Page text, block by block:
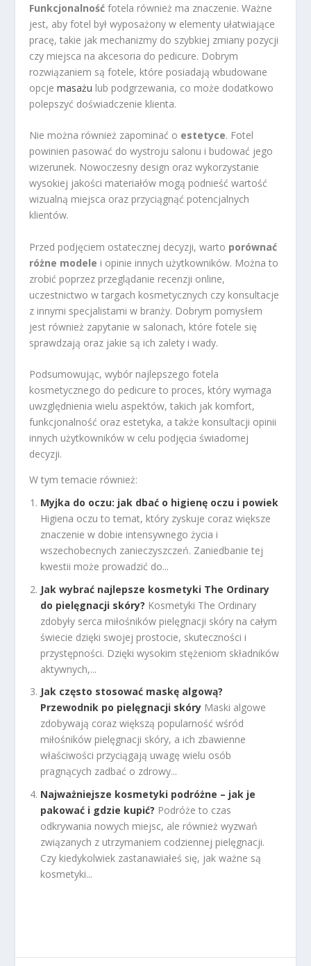
Funkcjonalność fotela również ma znaczenie. Ważne
jest, aby fotel był wyposażony w elementy ułatwiające
pracę, takie jak mechanizmy do szybkiej zmiany pozycji
czy miejsca na akcesoria do pedicure. Dobrym
rozwiązaniem są fotele, które posiadają wbudowane
opcjemasażu lub podgrzewania, co może dodatkowo
polepszyć doświadczenie klienta.
Nie można również zapominać o estetyce. Fotel
powinien pasować do wystroju salonu i budować jego
wizerunek. Nowoczesny design oraz wykorzystanie
wysokiej jakości materiałów mogą podnieść wartość
wizualną miejsca oraz przyciągnąć potencjalnych
klientów.
Przed podjęciem ostatecznej decyzji, warto porównać
różne modele i opinie innych użytkowników. Można to
zrobić poprzez przeglądanie recenzji online,
uczestnictwo w targach kosmetycznych czy konsultacje
z innymi specjalistami w branży. Dobrym pomysłem
jest również zapytanie w salonach, które fotele się
sprawdzają oraz jakie są ich zalety i wady.
Podsumowując, wybór najlepszego fotela
kosmetycznego do pedicure to proces, który wymaga
uwzględnienia wielu aspektów, takich jak komfort,
funkcjonalność oraz estetyka, a także konsultacji opinii
innych użytkowników w celu podjęcia świadomej
decyzji.
W tym temacie również:
Myjka do oczu: jak dbać o higienę oczu i powiek
Higiena oczu to temat, który zyskuje coraz większe
znaczenie w dobie intensywnego życia i
wszechobecnych zanieczyszczeń. Zaniedbanie tej
kwestii może prowadzić do...
Jak wybrać najlepsze kosmetyki The Ordinary
do pielęgnacji skóry? Kosmetyki The Ordinary
zdobyły serca miłośników pielęgnacji skóry na całym
świecie dzięki swojej prostocie, skuteczności i
przystępności. Dzięki wysokim stężeniom składników
aktywnych,...
Jak często stosować maskę algową?
Przewodnik po pielęgnacji skóry Maski algowe
zdobywają coraz większą popularność wśród
miłośników pielęgnacji skóry, a ich zbawienne
właściwości przyciągają uwagę wielu osób
pragnących zadbać o zdrowy...
Najważniejsze kosmetyki podróżne – jak je
pakować i gdzie kupić? Podróże to czas
odkrywania nowych miejsc, ale również wyzwań
związanych z utrzymaniem codziennej pielęgnacji.
Czy kiedykolwiek zastanawiałeś się, jak ważne są
kosmetyki...